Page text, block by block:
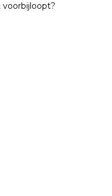
voorbijloopt?